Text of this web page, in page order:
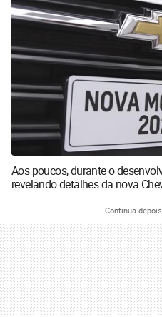
Aos poucos, durante o
revelando detalhes da nova
Continua